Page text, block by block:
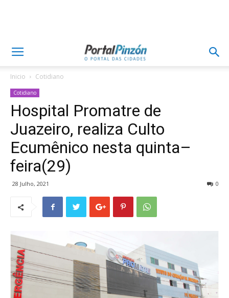
Inicio Cotidiano
Cotidiano
Hospital Promatre de
Juazeiro, realiza Culto
Ecumênico nesta quinta–
feira(29)
28 Julho, 2021 0